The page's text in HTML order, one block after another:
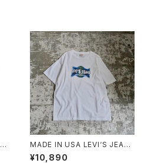
c
MADE IN USA LEVI‘S JEAN
S TEE
¥10,890